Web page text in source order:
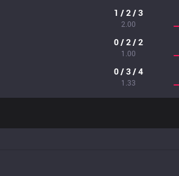
1 / 2 / 3
2.00
0 / 2 / 2
1.00
0 / 3 / 4
1.33